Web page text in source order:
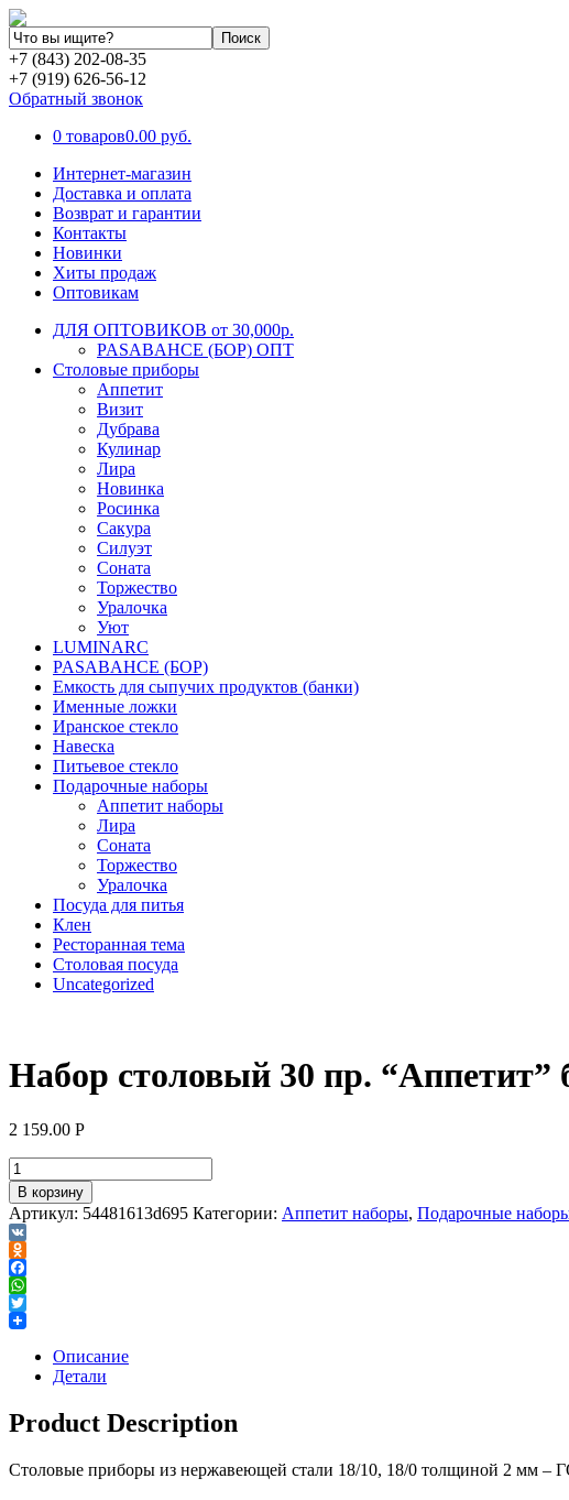
+7 (843) 202-08-35
+7 (919) 626-56-12
Обратный звонок
0 товаров0.00 руб.
Интернет-магазин
Доставка и оплата
Возврат и гарантии
Контакты
Новинки
Хиты продаж
Оптовикам
ДЛЯ ОПТОВИКОВ от 30,000р.
PASABAHCE (БОР) ОПТ
Столовые приборы
Аппетит
Визит
Дубрава
Кулинар
Лира
Новинка
Росинка
Сакура
Силуэт
Соната
Торжество
Уралочка
Уют
LUMINARC
PASABAHCE (БОР)
Емкость для сыпучих продуктов (банки)
Именные ложки
Иранское стекло
Навеска
Питьевое стекло
Подарочные наборы
Аппетит наборы
Лира
Соната
Торжество
Уралочка
Посуда для питья
Клен
Ресторанная тема
Столовая посуда
Uncategorized
Набор столовый 30 пр. “Аппетит”
2 159.00 Р
В корзину
Артикул: 54481613d695 Категории: Аппетит наборы, Подарочные
VK
Odnoklassniki
Facebook
WhatsApp
Twitter
Описание
Детали
Product Description
Столовые приборы из нержавеющей стали 18/10, 18/0 толщиной 2 мм –